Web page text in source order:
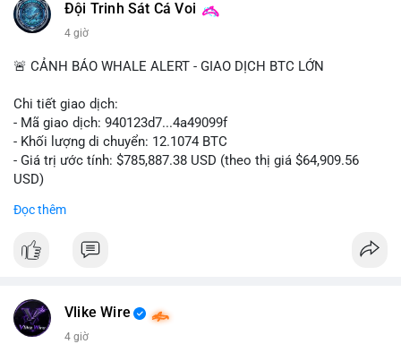
Đội Trinh Sát Cá Voi
4 giờ
🚨 CẢNH BÁO WHALE ALERT - GIAO DỊCH BTC LỚN
Chi tiết giao dịch:
- Mã giao dịch: 940123d7...4a49099f
- Khối lượng di chuyển: 12.1074 BTC
- Giá trị ước tính: $785,887.38 USD (theo thị giá $64,909.56
USD)
Khối lượng 12.1 BTC tương đương gần 786 nghìn USD được di
Động thái này có thể là bước chuẩn bị thanh khoản để bán ra,
hoặc tái phân bổ tài sản giữa các ví nóng nhằm tối ưu phí giao
Đọc thêm
Vlike Wire
4 giờ